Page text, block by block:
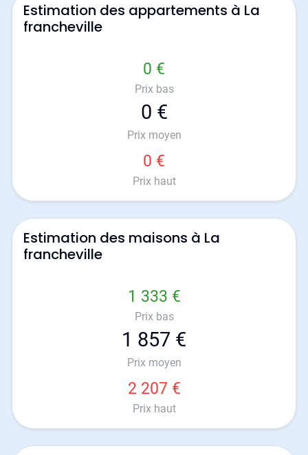
Estimation des appartements à La
francheville
0 €
Prix bas
0 €
Prix moyen
0 €
Prix haut
Estimation des maisons à La
francheville
1 333 €
Prix bas
1 857 €
Prix moyen
2 207 €
Prix haut